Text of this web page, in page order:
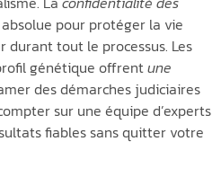
pour protéger la vie
durant tout le processus. Les
génétique offrentune
des démarches judiciaires
sur une équipe d’experts
fiables sans quitter votre